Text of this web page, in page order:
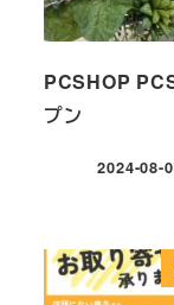
PCSHOP
プン
投稿日
2024-08-